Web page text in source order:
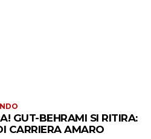
GUT-BEHRAMI SI RITIRA:
CARRIERA AMARO